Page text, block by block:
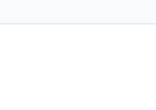
«Лесные ягоды»,